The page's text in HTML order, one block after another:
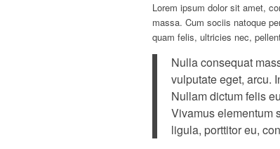
Lorem ipsum dolor sit amet,
massa. Cum sociis natoque
quam felis, ultricies nec,
Nulla consequat
vulputate eget, arcu.
Nullam dictum felis
Vivamus elementum
ligula, porttitor eu,